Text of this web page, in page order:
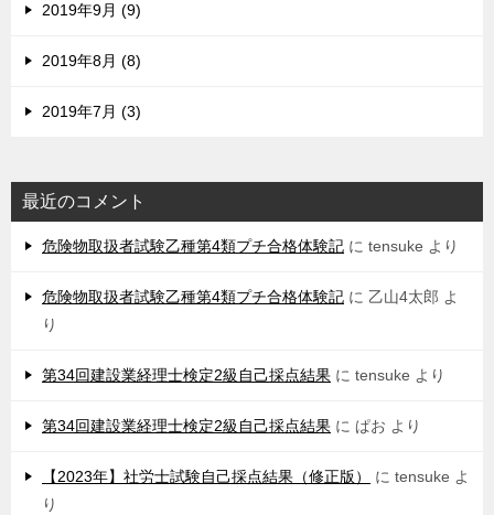
2019年9月 (9)
2019年8月 (8)
2019年7月 (3)
最近のコメント
危険物取扱者試験乙種第4類プチ合格体験記 に tensuke より
危険物取扱者試験乙種第4類プチ合格体験記 に 乙山4太郎 よ
り
第34回建設業経理士検定2級自己採点結果 に tensuke より
第34回建設業経理士検定2級自己採点結果 に ぱお より
【2023年】社労士試験自己採点結果（修正版） に tensuke よ
り